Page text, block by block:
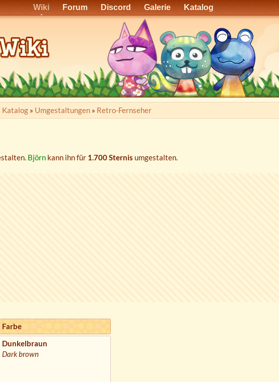
Wiki Forum Discord Galerie Katalog
Katalog» Umgestaltungen» Retro-Fernseher
Björnkann ihn für 1.700 Sternis umgestalten.
Farbe
Dunkelbraun
Dark brown